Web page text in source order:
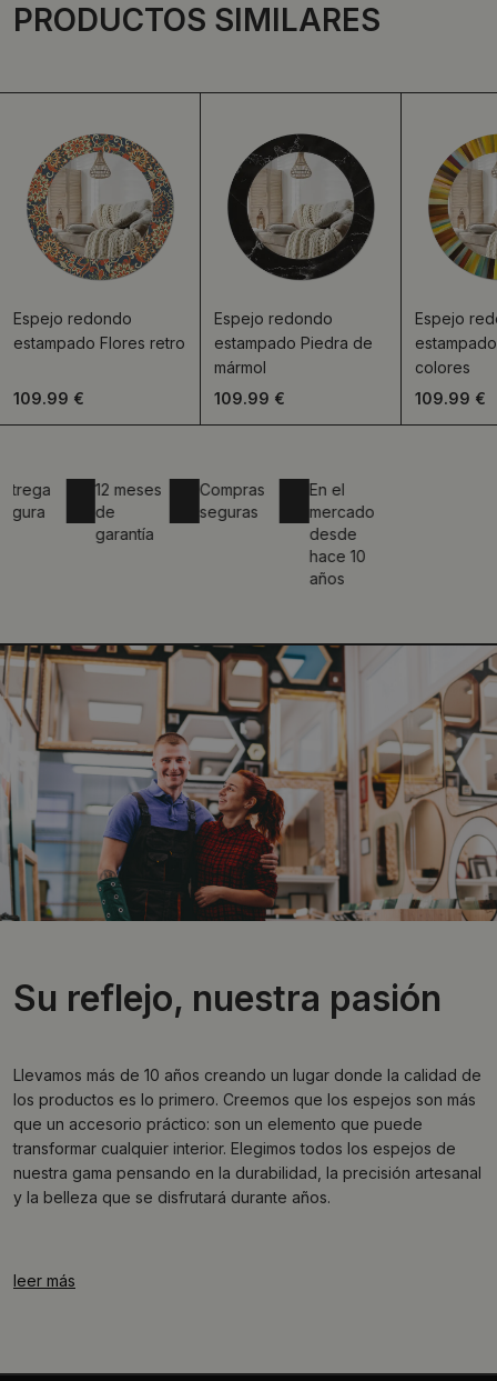
PRODUCTOS SIMILARES
Espejo redondo
estampado Flores retro
109.99 €
Espejo redondo
estampado Piedra de
mármol
109.99 €
Espejo
colores
109.99 €
12 meses
garantía
Compras
seguras
En el
mercado
desde
hace 10
años
Su reflejo, nuestra pasión
Llevamos más de 10 años creando un lugar donde la calidad de
los productos es lo primero. Creemos que los espejos son más
que un accesorio práctico: son un elemento que puede
transformar cualquier interior. Elegimos todos los espejos de
nuestra gama pensando en la durabilidad, la precisión artesanal
y la belleza que se disfrutará durante años.
leer más